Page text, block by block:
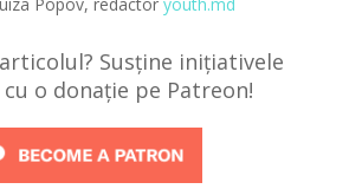
Susține inițiativele
o donație pe Patreon!